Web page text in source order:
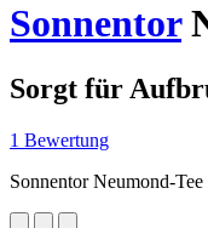
Sonnentor
Sorgt für
1 Bewertung
Sonnentor Neumond-Tee